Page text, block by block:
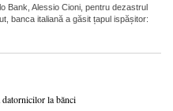
Bank, Alessio Cioni, pentru dezastrul
banca italiană a găsit țapul ispășitor:
datornicilor la bănci